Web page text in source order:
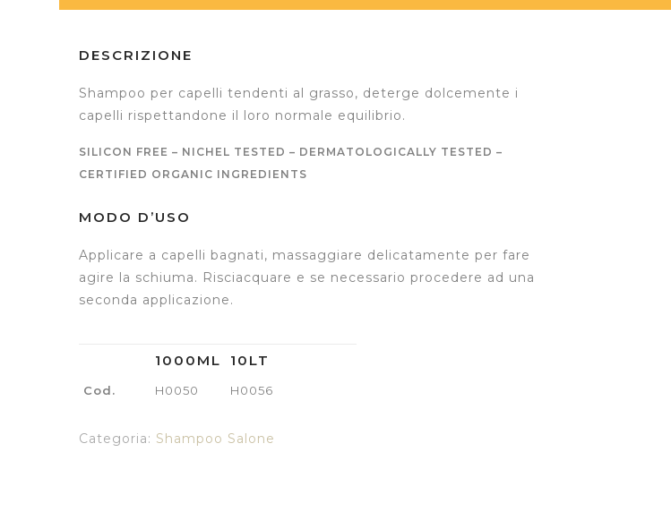
DESCRIZIONE
Shampoo per capelli tendenti al grasso, deterge dolcemente i
capelli rispettandone il loro normale equilibrio.
SILICON FREE – NICHEL TESTED – DERMATOLOGICALLY TESTED –
CERTIFIED ORGANIC INGREDIENTS
MODO D’USO
Applicare a capelli bagnati, massaggiare delicatamente per fare
agire la schiuma. Risciacquare e se necessario procedere ad una
seconda applicazione.
1000ML 10LT
Cod. H0050 H0056
Categoria: Shampoo Salone